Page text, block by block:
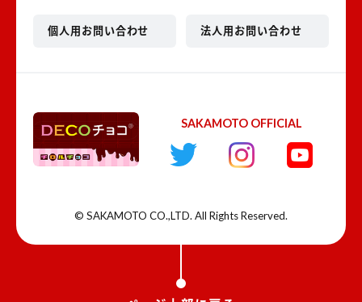
個人用お問い合わせ 法人用お問い合わせ
SAKAMOTO OFFICIAL
© SAKAMOTO CO.,LTD. All Rights Reserved.